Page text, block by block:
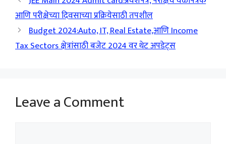
आणि परीक्षेच्या दिवसाच्या प्रक्रियेसाठी तपशील
Budget 2024:Auto, IT, Real Estate,आणि Income
Tax Sectors क्षेत्रांसाठी बजेट 2024 वर थेट अपडेट्स
Leave a Comment